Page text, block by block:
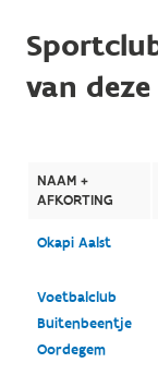
van
NAAM +
AFKORTING
Okapi Aalst
Voetbalclub
Buitenbeentje
Oordegem